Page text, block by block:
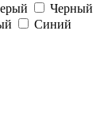
Черный
Синий